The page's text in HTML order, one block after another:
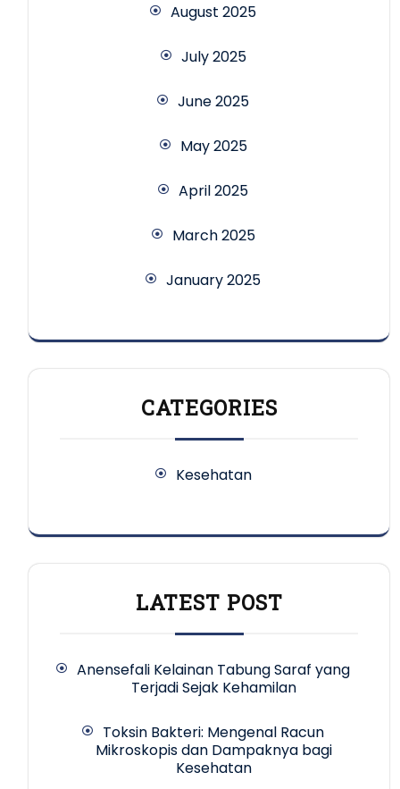
August 2025
July 2025
June 2025
May 2025
April 2025
March 2025
January 2025
CATEGORIES
Kesehatan
LATEST POST
Anensefali Kelainan Tabung Saraf yang
Terjadi Sejak Kehamilan
Toksin Bakteri: Mengenal Racun
Mikroskopis dan Dampaknya bagi
Kesehatan